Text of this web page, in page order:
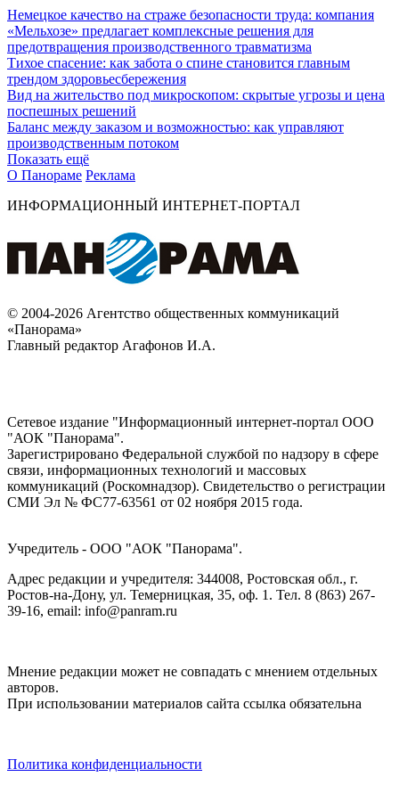
Немецкое качество на страже безопасности труда: компания
«Мельхозе» предлагает комплексные решения для
предотвращения производственного травматизма
Тихое спасение: как забота о спине становится главным
трендом здоровьесбережения
Вид на жительство под микроскопом: скрытые угрозы и цена
поспешных решений
Баланс между заказом и возможностью: как управляют
производственным потоком
Показать ещё
О Панораме Реклама
ИНФОРМАЦИОННЫЙ ИНТЕРНЕТ-ПОРТАЛ
© 2004-2026 Агентство общественных коммуникаций
«Панорама»
Главный редактор Агафонов И.А.
Сетевое издание "Информационный интернет-портал ООО
"АОК "Панорама".
Зарегистрировано Федеральной службой по надзору в сфере
связи, информационных технологий и массовых
коммуникаций (Роскомнадзор). Cвидетельство о регистрации
СМИ Эл № ФС77-63561 от 02 ноября 2015 года.
Учредитель - ООО "АОК "Панорама".
Адрес редакции и учредителя: 344008, Ростовская обл., г.
Ростов-на-Дону, ул. Темерницкая, 35, оф. 1. Тел. 8 (863) 267-
39-16, email: info@panram.ru
Мнение редакции может не совпадать с мнением отдельных
авторов.
При использовании материалов сайта ссылка обязательна
Политика конфиденциальности